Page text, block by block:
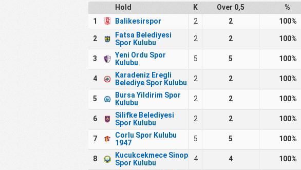
Hold K Over 0,5 %
1
Balikesirspor 2 2 100%
2
Fatsa Belediyesi
Spor Kulubu
2 2 100%
3
Yeni Ordu Spor
Kulubu
5 5 100%
4
Karadeniz Eregli
Belediye Spor Kulubu
2 2 100%
5
Bursa Yildirim Spor
Kulubu
2 2 100%
6
Silifke Belediyesi
Spor Kulubu
2 2 100%
7
Corlu Spor Kulubu
1947
5 5 100%
8
Kucukcekmece Sinop
Spor Kulubu
4 4 100%